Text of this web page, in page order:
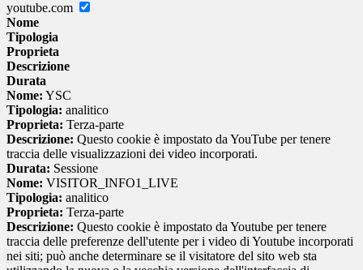
youtube.com
Nome
Tipologia
Proprieta
Descrizione
Durata
Nome: YSC
Tipologia: analitico
Proprieta: Terza-parte
Descrizione: Questo cookie è impostato da YouTube per tenere
traccia delle visualizzazioni dei video incorporati.
Durata: Sessione
Nome: VISITOR_INFO1_LIVE
Tipologia: analitico
Proprieta: Terza-parte
Descrizione: Questo cookie è impostato da Youtube per tenere
traccia delle preferenze dell'utente per i video di Youtube incorporati
nei siti; può anche determinare se il visitatore del sito web sta